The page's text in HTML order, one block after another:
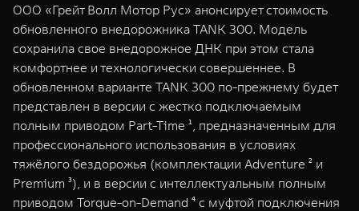
WEY 07
Расширяя границы комфорта
от 6 149 000 ₽
WEY 05
Эстетика
от 5 699
ООО «Грейт Волл Мотор Рус» анонсирует стоимость
обновленного внедорожника TANK 300. Модель
сохранила свое внедорожное ДНК при этом стала
комфортнее и технологически совершеннее. В
обновленном варианте TANK 300 по-прежнему будет
представлен в версии с жестко подключаемым
полным приводом Part-Time ¹, предназначенным для
профессионального использования в условиях
тяжёлого бездорожья (комплектации Adventure ² и
Premium ³), и в версии с интеллектуальным полным
приводом Torque-on-Demand ⁴ с муфтой подключения